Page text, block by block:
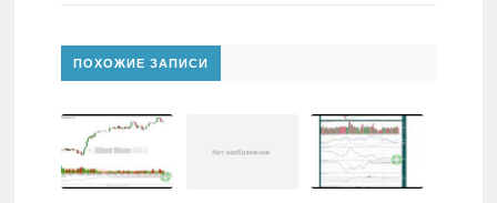
ПОХОЖИЕ ЗАПИСИ